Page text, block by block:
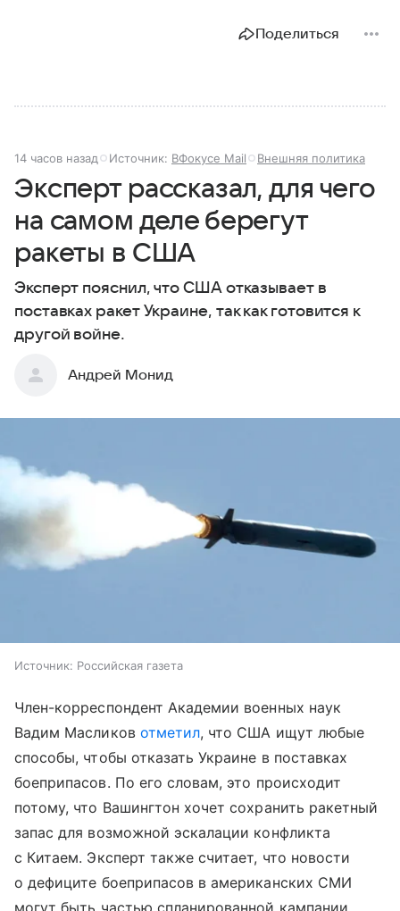
Поделиться
14 часов назад Источник: ВФокусе Mail Внешняя политика
Эксперт рассказал, для чего
на самом деле берегут
ракеты в США
Эксперт пояснил, что США отказывает в
поставках ракет Украине, так как готовится к
другой войне.
Андрей Монид
Источник: Российская газета
Член-корреспондент Академии военных наук
Вадим Масликов отметил, что США ищут любые
способы, чтобы отказать Украине в поставках
боеприпасов. По его словам, это происходит
потому, что Вашингтон хочет сохранить ракетный
запас для возможной эскалации конфликта
с Китаем. Эксперт также считает, что новости
о дефиците боеприпасов в американских СМИ